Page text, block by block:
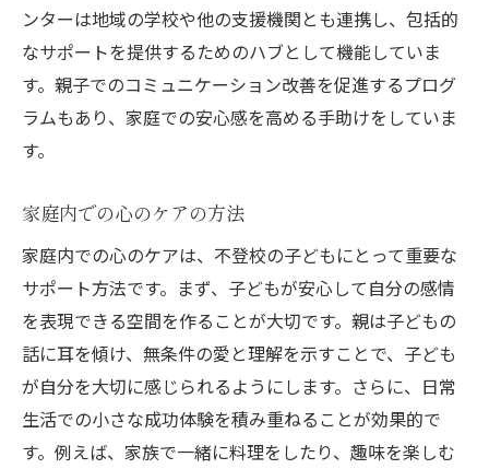
ンターは地域の学校や他の支援機関とも連携し、包括的
なサポートを提供するためのハブとして機能していま
す。親子でのコミュニケーション改善を促進するプログ
ラムもあり、家庭での安心感を高める手助けをしていま
す。
家庭内での心のケアの方法
家庭内での心のケアは、不登校の子どもにとって重要な
サポート方法です。まず、子どもが安心して自分の感情
を表現できる空間を作ることが大切です。親は子どもの
話に耳を傾け、無条件の愛と理解を示すことで、子ども
が自分を大切に感じられるようにします。さらに、日常
生活での小さな成功体験を積み重ねることが効果的で
す。例えば、家族で一緒に料理をしたり、趣味を楽しむ